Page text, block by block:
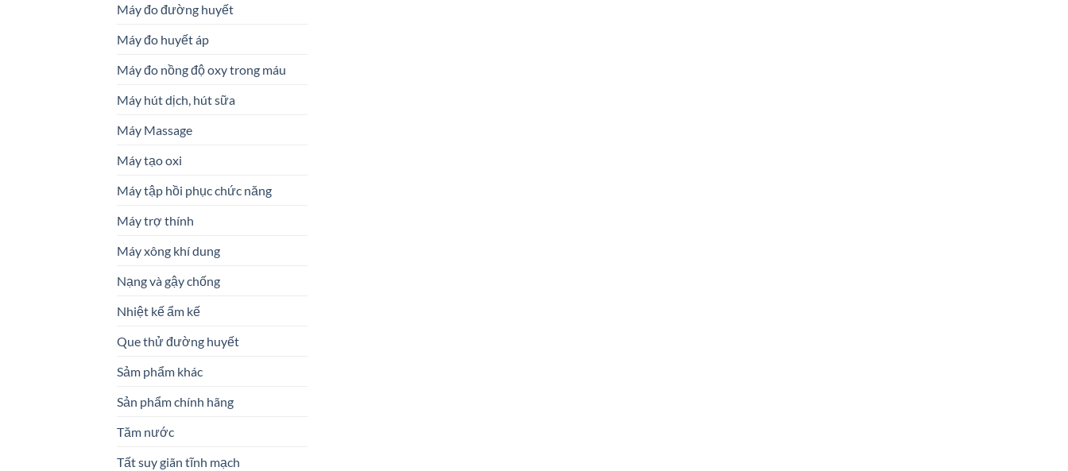
Máy đo đường huyết
Máy đo huyết áp
Máy đo nồng độ oxy trong máu
Máy hút dịch, hút sữa
Máy Massage
Máy tạo oxi
Máy tập hồi phục chức năng
Máy trợ thính
Máy xông khí dung
Nạng và gậy chống
Nhiệt kế ẩm kế
Que thử đường huyết
Sảm phẩm khác
Sản phẩm chính hãng
Tăm nước
Tất suy giãn tĩnh mạch